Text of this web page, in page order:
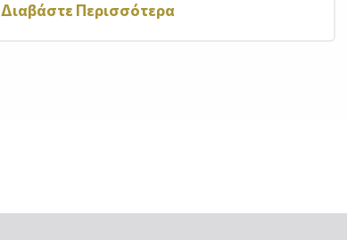
Διαβάστε Περισσότερα